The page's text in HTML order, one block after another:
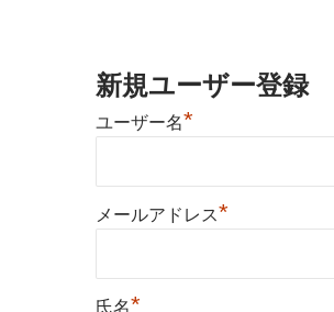
新規ユーザー登録
ユーザー名*
メールアドレス*
氏名*